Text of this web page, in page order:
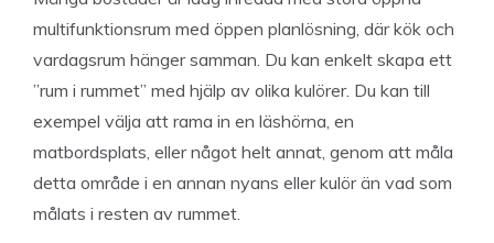
multifunktionsrum med öppen planlösning, där kök och
vardagsrum hänger samman. Du kan enkelt skapa ett
”rum i rummet” med hjälp av olika kulörer. Du kan till
exempel välja att rama in en läshörna, en
matbordsplats, eller något helt annat, genom att måla
detta område i en annan nyans eller kulör än vad som
målats i resten av rummet.